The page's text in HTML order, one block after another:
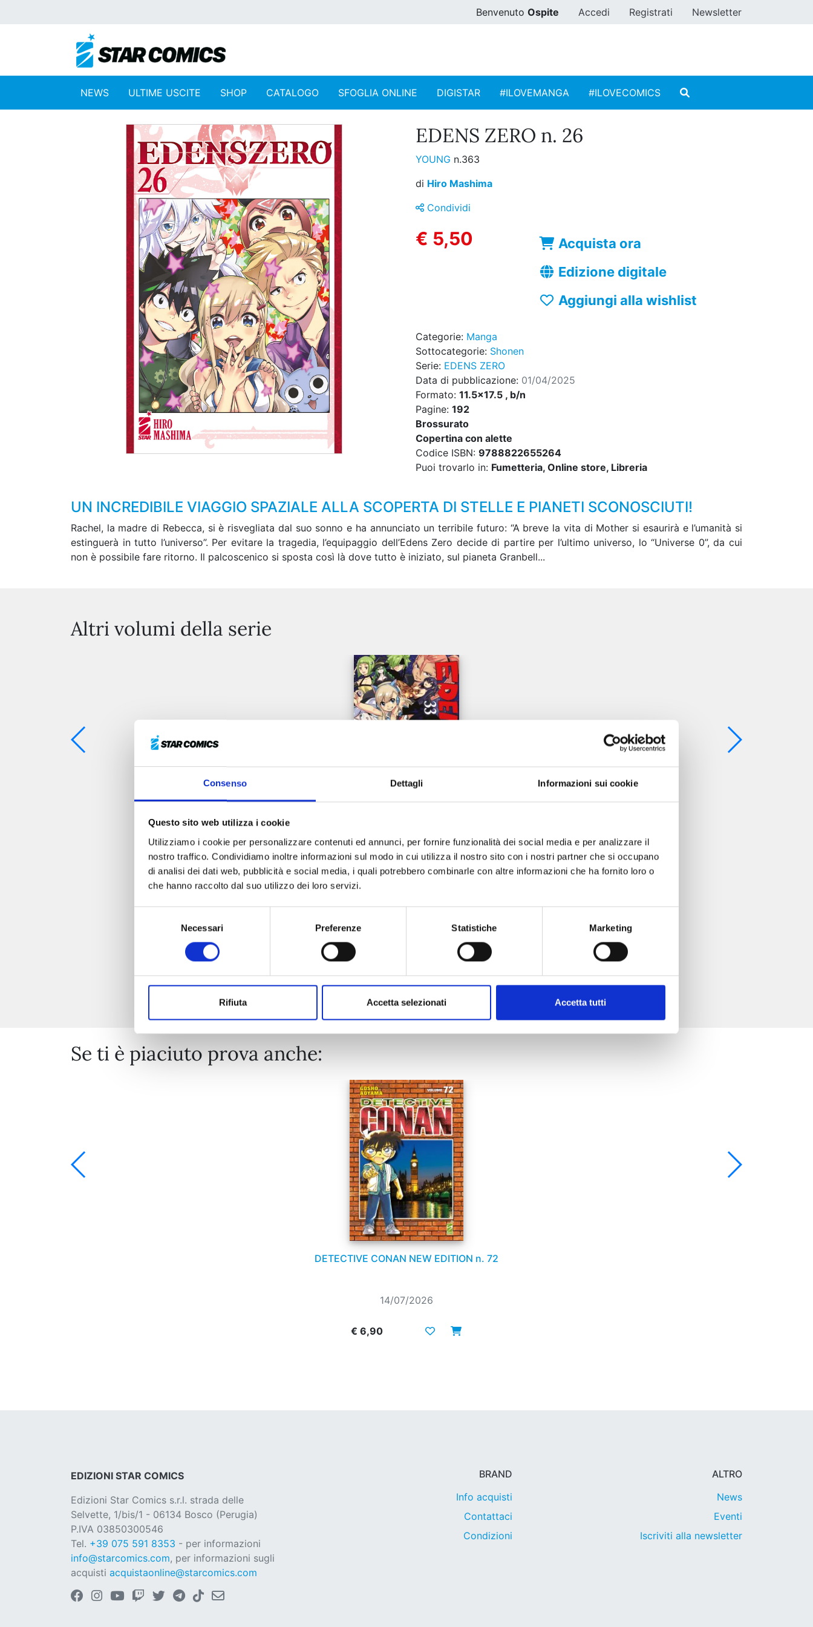
Consenso Dettagli Informazioni sui cookie
Questo sito web utilizza i cookie
Utilizziamo i cookie per personalizzare contenuti ed annunci, per fornire funzionalità dei social media e per analizzare il
nostro traffico. Condividiamo inoltre informazioni sul modo in cui utilizza il nostro sito con i nostri partner che si occupano
di analisi dei dati web, pubblicità e social media, i quali potrebbero combinarle con altre informazioni che ha fornito loro o
che hanno raccolto dal suo utilizzo dei loro servizi.
Necessari Preferenze Statistiche Marketing
Rifiuta Accetta selezionati Accetta tutti
Benvenuto Ospite Accedi Registrati Newsletter
NEWS ULTIME USCITE SHOP CATALOGO SFOGLIA ONLINE DIGISTAR #ILOVEMANGA #ILOVECOMICS
EDENS ZERO n. 26
YOUNG n.363
di Hiro Mashima
Condividi
€ 5,50
Acquista ora
Edizione digitale
Aggiungi alla wishlist
Categorie: Manga
Sottocategorie: Shonen
Serie: EDENS ZERO
Data di pubblicazione: 01/04/2025
Formato: 11.5x17.5 , b/n
Pagine: 192
Brossurato
Copertina con alette
Codice ISBN: 9788822655264
Puoi trovarlo in: Fumetteria, Online store, Libreria
UN INCREDIBILE VIAGGIO SPAZIALE ALLA SCOPERTA DI STELLE E PIANETI SCONOSCIUTI!
Rachel, la madre di Rebecca, si è risvegliata dal suo sonno e ha annunciato un terribile futuro: “A breve la vita di Mother si esaurirà e l’umanità si
estinguerà in tutto l’universo”. Per evitare la tragedia, l’equipaggio dell’Edens Zero decide di partire per l’ultimo universo, lo “Universe 0”, da cui
non è possibile fare ritorno. Il palcoscenico si sposta così là dove tutto è iniziato, sul pianeta Granbell...
Altri volumi della serie
02/06/2026
€ 5,90
Mostra tutto
Se ti è piaciuto prova anche:
DETECTIVE CONAN NEW EDITION n. 72
14/07/2026
€ 6,90
EDIZIONI STAR COMICS
Edizioni Star Comics s.r.l. strada delle
Selvette, 1/bis/1 - 06134 Bosco (Perugia)
P.IVA 03850300546
Tel. +39 075 591 8353 - per informazioni
info@starcomics.com, per informazioni sugli
acquisti acquistaonline@starcomics.com
BRAND
Info acquisti
Contattaci
Condizioni
ALTRO
News
Eventi
Iscriviti alla newsletter